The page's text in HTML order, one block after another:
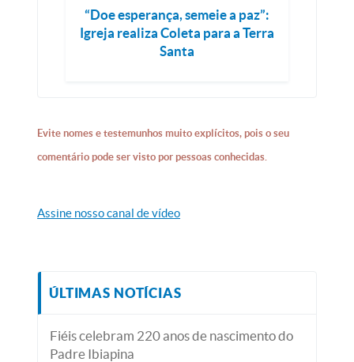
“Doe esperança, semeie a paz”:
Igreja realiza Coleta para a Terra
Santa
Evite nomes e testemunhos muito explícitos, pois o seu
comentário pode ser visto por pessoas conhecidas.
Assine nosso canal de vídeo
ÚLTIMAS NOTÍCIAS
Fiéis celebram 220 anos de nascimento do
Padre Ibiapina